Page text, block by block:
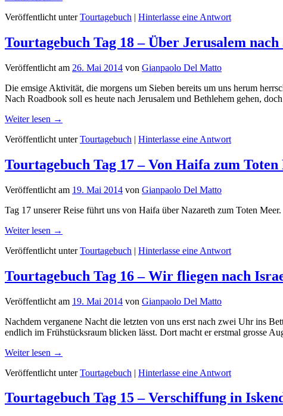
Veröffentlicht unterTourtagebuch | Hinterlasse eine Antwort
Tourtagebuch Tag 18 – Über Jerusalem
Veröffentlicht am 26. Mai 2014 von Gianpaolo Del Matto
Die emsige Aktivität, die morgens um Sieben bereits um uns herum
Nach Roadbook soll es heute nach Jerusalem und Bethlehem gehen,
Weiter lesen →
Veröffentlicht unterTourtagebuch | Hinterlasse eine Antwort
Tourtagebuch Tag 17 – Von Haifa zum
Veröffentlicht am 19. Mai 2014 von Gianpaolo Del Matto
Tag 17 unserer Reise führt uns von Haifa über Nazareth zum Toten Meer.
Weiter lesen →
Veröffentlicht unterTourtagebuch | Hinterlasse eine Antwort
Tourtagebuch Tag 16 – Wir fliegen nach
Veröffentlicht am 19. Mai 2014 von Gianpaolo Del Matto
Nachdem verganene Nacht die letzten von uns erst nach zwei Uhr ins
endlich im Frühstücksraum blicken lässt. Dort macht er erstmal grosse
Weiter lesen →
Veröffentlicht unterTourtagebuch | Hinterlasse eine Antwort
Tourtagebuch Tag 15 – Verschiffung in